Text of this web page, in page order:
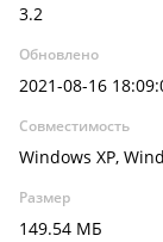
3.2
Обновлено
2021-08-16
Совместимость
Windows XP,
Размер
149.54 МБ